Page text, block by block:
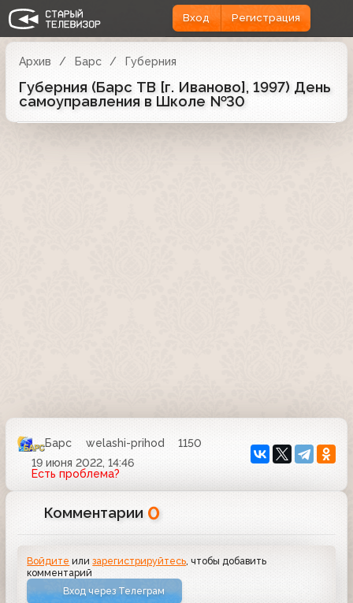
Вход Регистрация
Архив Барс Губерния
Губерния (Барс ТВ [г. Иваново], 1997) День
самоуправления в Школе №30
Барс welashi-prihod
1150
19 июня 2022, 14:46
Есть проблема?
Комментарии 0
Войдите илизарегистрируйтесь , чтобы добавить
комментарий
Вход через Телеграм